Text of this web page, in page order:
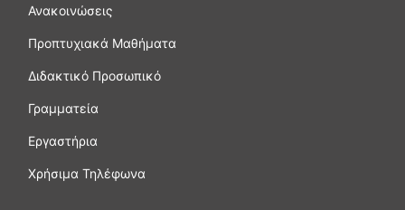
Ανακοινώσεις
Προπτυχιακά Μαθήματα
Διδακτικό Προσωπικό
Γραμματεία
Εργαστήρια
Χρήσιμα Τηλέφωνα